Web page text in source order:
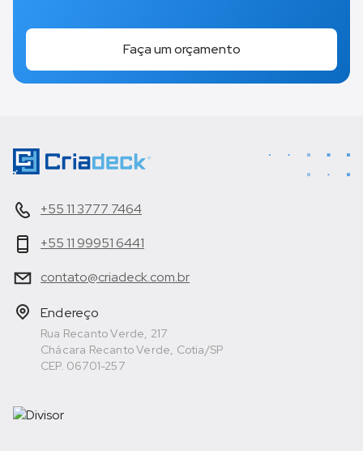
Faça um orçamento
+55 11 3777 7464
+55 11 99951 6441
contato@criadeck.com.br
Endereço
Rua Recanto Verde, 217
Chácara Recanto Verde, Cotia/SP
CEP. 06701-257